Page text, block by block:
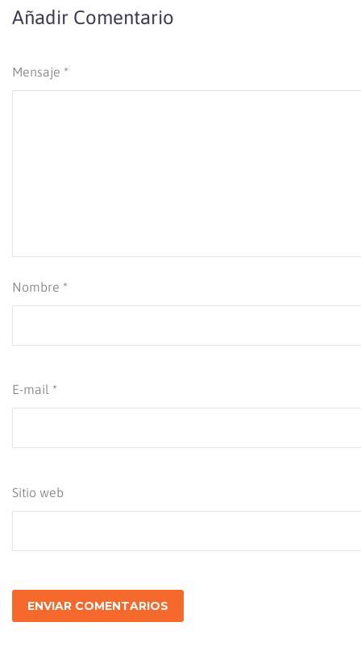
Añadir Comentario
Mensaje *
Nombre *
E-mail *
Sitio web
ENVIAR COMENTARIOS